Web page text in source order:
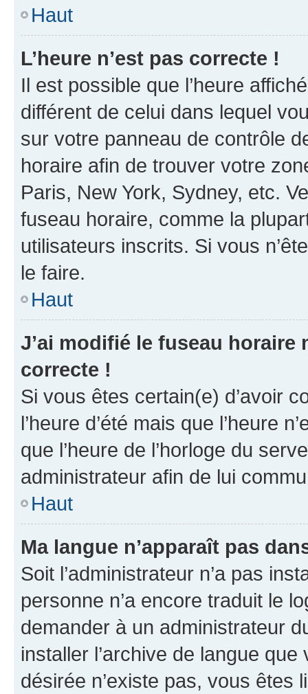
Haut
L’heure n’est pas correcte !
Il est possible que l’heure
différent de celui dans lequel
sur votre panneau de contrôle
horaire afin de trouver votre
Paris, New York, Sydney, etc.
fuseau horaire, comme la
utilisateurs inscrits. Si vous
le faire.
Haut
J’ai modifié le fuseau horaire
correcte !
Si vous êtes certain(e) d’avoir
l’heure d’été mais que l’heure
que l’heure de l’horloge du
administrateur afin de lui
Haut
Ma langue n’apparaît pas
Soit l’administrateur n’a pas
personne n’a encore traduit le
demander à un administrateur
installer l’archive de langue
désirée n’existe pas, vous êtes